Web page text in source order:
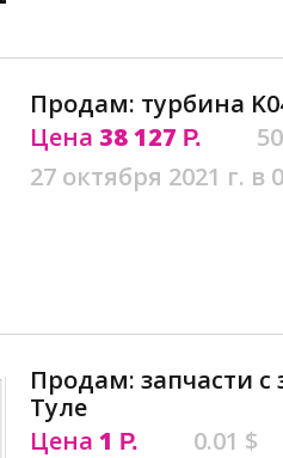
Продам: турбина
Цена 38 127 Р.
27 октября 2021 г. в
Продам: запчасти
Туле
Цена 1 Р.
0.01 $